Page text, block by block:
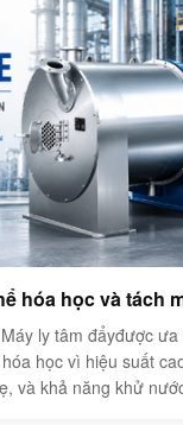
hóa học và tách
ly tâm đẩyđược
học vì hiệu suất
và khả năng khử